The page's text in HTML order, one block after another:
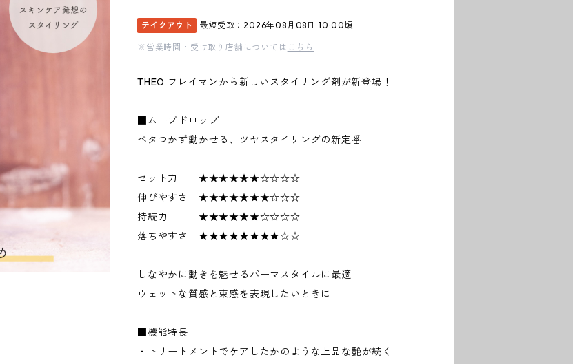
テイクアウト 最短受取：2026年08月08日 10:00頃
※営業時間・受け取り店舗については こちら
THEO フレイマンから新しいスタイリング剤が新登場！
■ムーブドロップ
ベタつかず動かせる、ツヤスタイリングの新定番
セット力 ★★★★★★☆☆☆☆
伸びやすさ ★★★★★★★☆☆☆
持続力 ★★★★★★☆☆☆☆
落ちやすさ ★★★★★★★★☆☆
しなやかに動きを魅せるパーマスタイルに最適
ウェットな質感と束感を表現したいときに
■機能特長
・トリートメントでケアしたかのような上品な艶が続く